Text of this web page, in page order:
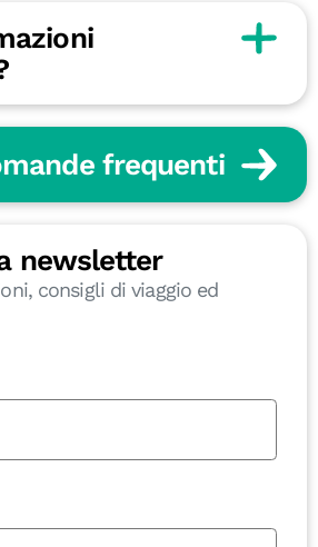
frequenti
newsletter
consigli di viaggio ed